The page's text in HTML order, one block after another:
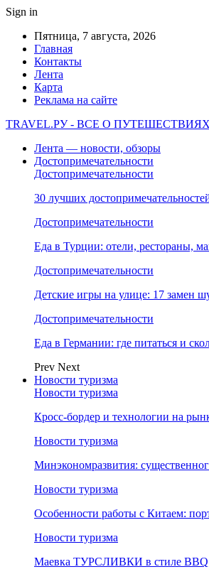
Sign in
Пятница, 7 августа, 2026
Главная
Контакты
Лента
Карта
Реклама на сайте
TRAVEL.РУ - ВСЕ О
Лента — новости, обзоры
Достопримечательности
Достопримечательности
30 лучших
Достопримечательности
Еда в Турции: отели, рестораны,
Достопримечательности
Детские игры на улице: 17 замен
Достопримечательности
Еда в Германии: где питаться и
Prev Next
Новости туризма
Новости туризма
Кросс-бордер и технологии на
Новости туризма
Минэкономразвития:
Новости туризма
Особенности работы с Китаем:
Новости туризма
Маевка ТУРСЛИВКИ в стиле BBQ